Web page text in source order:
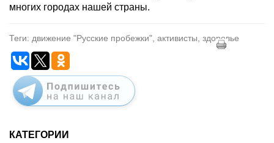
многих городах нашей страны.
Теги: движение "Русские пробежки", активисты, здоровье
КАТЕГОРИИ